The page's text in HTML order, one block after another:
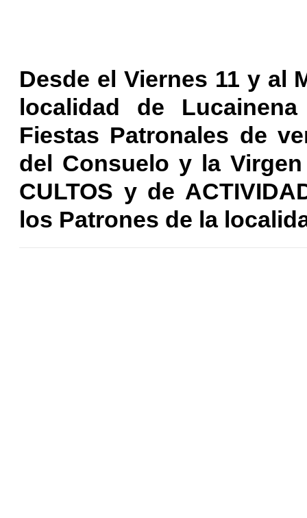
Desde el Viernes 11 y al
localidad de
Fiestas Patronales de
del Consuelo y la
CULTOS y de
los Patrones de la